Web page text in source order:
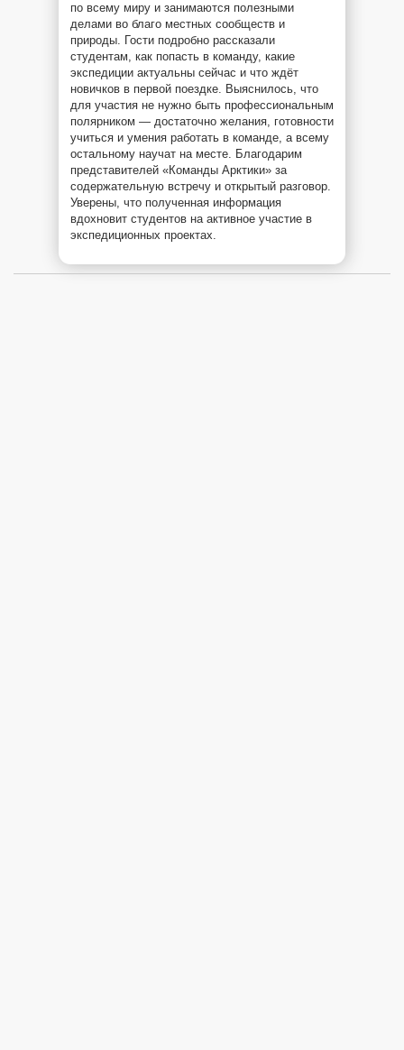
по всему миру и занимаются полезными
делами во благо местных сообществ и
природы. Гости подробно рассказали
студентам, как попасть в команду, какие
экспедиции актуальны сейчас и что ждёт
новичков в первой поездке. Выяснилось, что
для участия не нужно быть профессиональным
полярником — достаточно желания, готовности
учиться и умения работать в команде, а всему
остальному научат на месте. Благодарим
представителей «Команды Арктики» за
содержательную встречу и открытый разговор.
Уверены, что полученная информация
вдохновит студентов на активное участие в
экспедиционных проектах.